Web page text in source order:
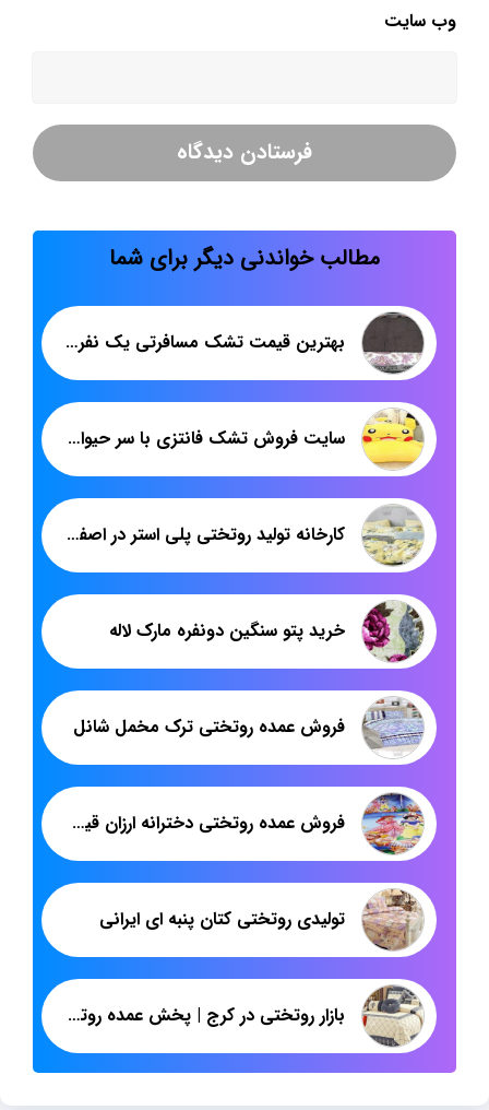
وب‌ سایت
مطالب خواندنی دیگر برای شما
بهترین قیمت تشک مسافرتی یک نفره وزن دو کیلو
سایت فروش تشک فانتزی با سر حیوانات
کارخانه تولید روتختی پلی استر در اصفهان
خرید پتو سنگین دونفره مارک لاله
فروش عمده روتختی ترک مخمل شانل
فروش عمده روتختی دخترانه ارزان قیمت
تولیدی روتختی کتان پنبه ای ایرانی
بازار روتختی در کرج | پخش عمده روتختی دونفره عروس